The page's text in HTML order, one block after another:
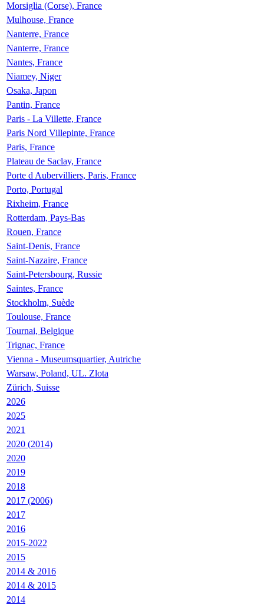
Morsiglia (Corse), France
Mulhouse, France
Nanterre, France
Nanterre, France
Nantes, France
Niamey, Niger
Osaka, Japon
Pantin, France
Paris - La Villette, France
Paris Nord Villepinte, France
Paris, France
Plateau de Saclay, France
Porte d Aubervilliers, Paris, France
Porto, Portugal
Rixheim, France
Rotterdam, Pays-Bas
Rouen, France
Saint-Denis, France
Saint-Nazaire, France
Saint-Petersbourg, Russie
Saintes, France
Stockholm, Suède
Toulouse, France
Tournai, Belgique
Trignac, France
Vienna - Museumsquartier, Autriche
Warsaw, Poland, UL. Zlota
Zürich, Suisse
2026
2025
2021
2020 (2014)
2020
2019
2018
2017 (2006)
2017
2016
2015-2022
2015
2014 & 2016
2014 & 2015
2014